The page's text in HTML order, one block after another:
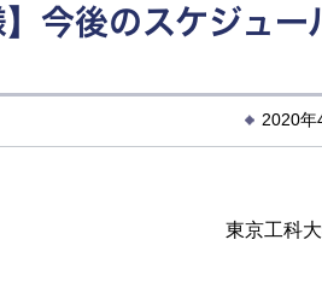
今後のスケジュー
2020年
東京工科